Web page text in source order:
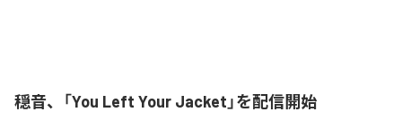
穏音、「You Left Your Jacket」を配信開始